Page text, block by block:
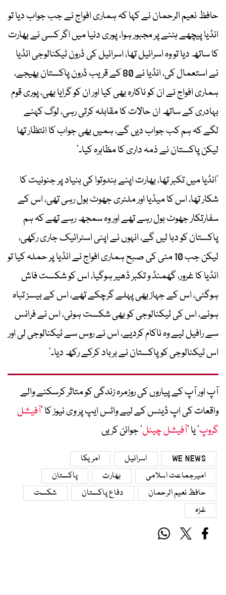
حافظ نعیم الرحمان نے کہا کہ ہماری افواج نے جب جواب دیا تو
انڈیا پیچھے ہٹنے پر مجبور ہوا، پوری دنیا میں اگر کسی نے بھارت
کا ساتھ دیا تو وہ اسرائیل تھا، اسرائیل کی ڈرون ٹیکنالوجی انڈیا
نے استعمال کی، انڈیا نے 80 کے قریب ڈرون پاکستان بھیجے،
ہماری افواج نے ان کو ناکارہ بھی کیا اور ان کو گرایا بھی، پوری قوم
بہادری کے ساتھ ان حالات کا مقابلہ کرتی رہی، لوگ کہنے
لگے کہ ہم کب جواب دیں گے، ہمیں بھی جواب کا انتظار تھا
لیکن پاکستان نے ذمہ داری کا مظاہرہ کیا۔‘
’انڈیا میں تکبر تھا، بھارت اپنے ہندوتوا کی بنیاد پر جنونیت کا
شکار تھا، اس کا میڈیا اور ملٹری جھوٹ بول رہی تھی، اس کے
سفارتکار جھوٹ بول رہے تھے اور وہ سمجھ رہے تھے کہ ہم
پاکستان کو دبا لیں گے، انہوں نے اپنی اسٹرائیک جاری رکھی،
لیکن جب 10 مئی کی صبح ہماری افواج نے انڈیا پر حملہ کیا تو
انڈیا کا غرور، گھمنڈ و تکبر ڈھیر ہوگیا، اس کو شکست فاش
ہوگئی، اس کے جہاز بھی پہلے گرچکے تھے، اس کے بیسز تباہ
ہوئے، اس کی ٹیکنالوجی کو بھی شکست ہوئی، اس نے فرانس
سے رافیل لیے وہ ناکام کردیے، اس نے روس سے ٹیکنالوجی لی اور
اس ٹیکنالوجی کو پاکستان نے برباد کرکے رکھ دیا۔‘
آپ اور آپ کے پیاروں کی روزمرہ زندگی کو متاثر کرسکنے والے
واقعات کی اپ ڈیٹس کے لیے واٹس ایپ پر وی نیوز کا ’آفیشل
گروپ‘ یا ’آفیشل چینل‘ جوائن کریں
WE NEWS اسرائیل
امریکا
امیرجماعت اسلامی
بھارت
پاکستان
حافظ نعیم الرحمان
دفاع پاکستان
شکست
غزہ